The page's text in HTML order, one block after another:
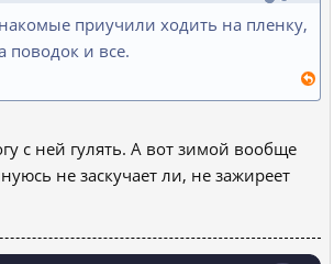
приучили ходить на пленку,
поводок и все.
с ней гулять. А вот зимой вообще
не заскучает ли, не зажиреет